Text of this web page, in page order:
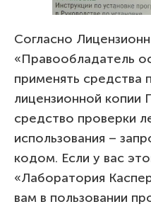
Согласно
«Правообладатель
применять средства
лицензионной
средство проверки
использования –
кодом. Если у вас
«Лаборатория
вам в пользовании